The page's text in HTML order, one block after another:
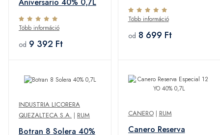
Több információ
od 9 392 Ft
Több információ
od 8 699 Ft
INDUSTRIA LICORERA
QUEZALTECA S.A. | RUM
Botran 8 Solera 40%
CANERO| RUM
Canero Reserva